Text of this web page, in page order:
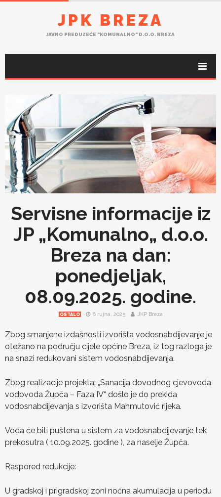
JPK BREZA
JAVNO PREDUZEĆE "KOMUNALNO" D.O.O. BREZA
Servisne informacije iz
JP „Komunalno„ d.o.o.
Breza na dan:
ponedjeljak,
08.09.2025. godine.
OSTALO 8 rujna, 2025 JKP Breza
Zbog smanjene izdašnosti izvorišta vodosnabdijevanje je
otežano na području cijele općine Breza, iz tog razloga je
na snazi redukovani sistem vodosnabdijevanja.
Zbog realizacije projekta: „Sanacija dovodnog cjevovoda
vodovoda Župča – Faza IV“ došlo je do prekida
vodosnabdijevanja s izvorišta Mahmutović rijeka.
Voda će biti puštena u sistem za vodosnabdijevanje tek
prekosutra ( 10.09.2025. godine ), za naselje Župča.
Raspored redukcije:
U gradskoj i prigradskoj zoni noćna akumulacija u periodu